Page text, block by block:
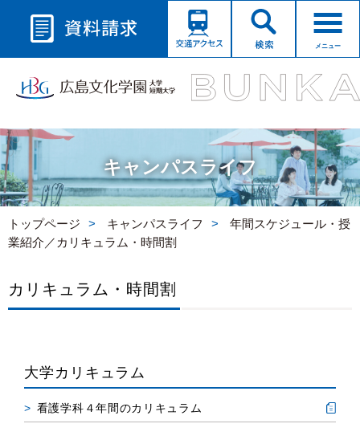
メニュー
キャンパスライフ
トップページ キャンパスライフ
年間スケジュール・授
業紹介／カリキュラム・時間割
カリキュラム・時間割
大学カリキュラム
看護学科４年間のカリキュラム